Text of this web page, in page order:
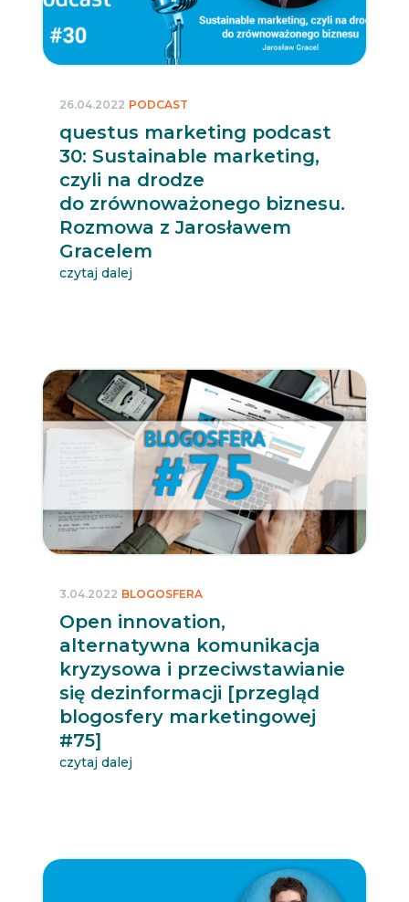
questus marketing podcast
30: Sustainable marketing,
czyli na drodze
do zrównoważonego biznesu.
Rozmowa z Jarosławem
Gracelem
26.04.2022 PODCAST
czytaj dalej
Open innovation,
alternatywna komunikacja
kryzysowa i przeciwstawianie
się dezinformacji [przegląd
blogosfery marketingowej
#75]
3.04.2022 BLOGOSFERA
czytaj dalej